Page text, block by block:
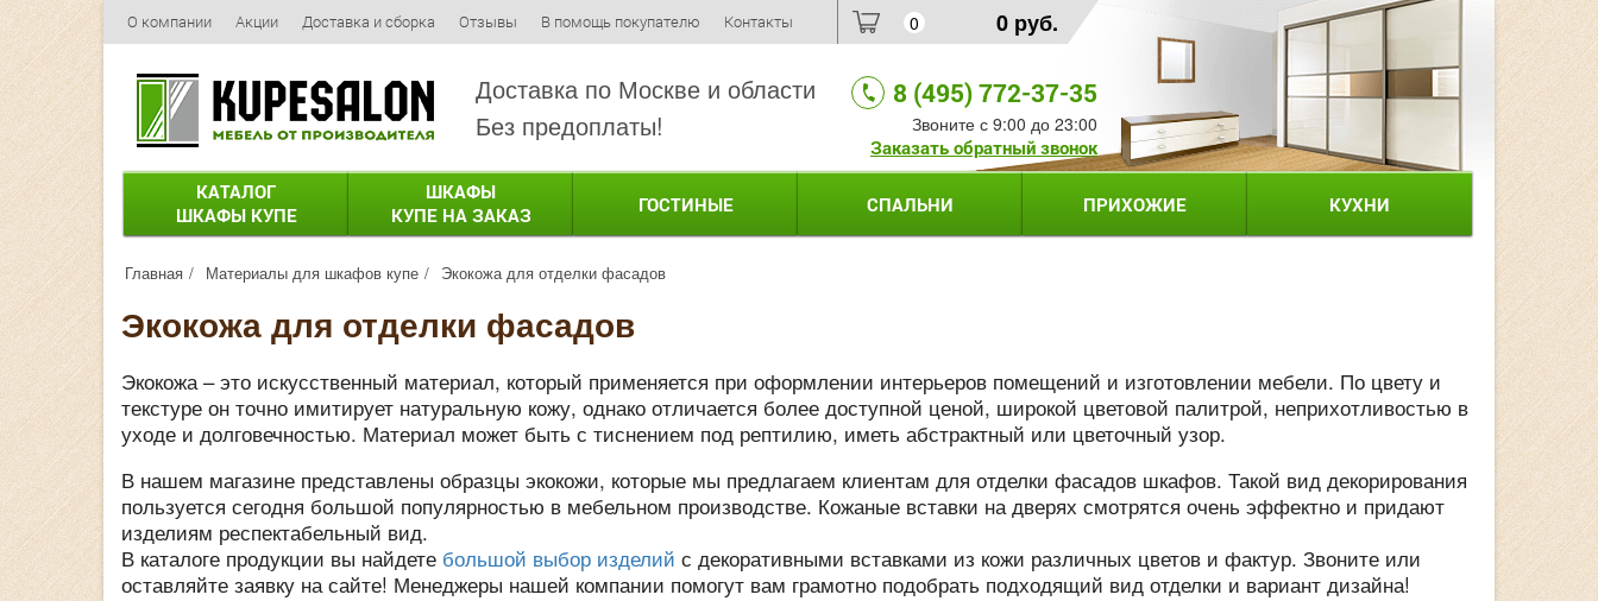
О компании Акции Доставка и сборка Отзывы В помощь покупателю Контакты 0 0 руб.
Доставка по Москве и области
Без предоплаты!
8 (495) 772-37-35
Звоните с 9:00 до 23:00
Заказать обратный звонок
КАТАЛОГ
ШКАФЫ КУПЕ
ШКАФЫ
КУПЕ НА ЗАКАЗ
ГОСТИНЫЕ СПАЛЬНИ ПРИХОЖИЕ КУХНИ
Главная Материалы для шкафов купе Экокожа для отделки фасадов
Экокожа для отделки фасадов
Экокожа – это искусственный материал, который применяется при оформлении интерьеров помещений и изготовлении мебели. По цвету и
текстуре он точно имитирует натуральную кожу, однако отличается более доступной ценой, широкой цветовой палитрой, неприхотливостью в
уходе и долговечностью. Материал может быть с тиснением под рептилию, иметь абстрактный или цветочный узор.
В нашем магазине представлены образцы экокожи, которые мы предлагаем клиентам для отделки фасадов шкафов. Такой вид декорирования
пользуется сегодня большой популярностью в мебельном производстве. Кожаные вставки на дверях смотрятся очень эффектно и придают
изделиям респектабельный вид.
В каталоге продукции вы найдете большой выбор изделий с декоративными вставками из кожи различных цветов и фактур. Звоните или
оставляйте заявку на сайте! Менеджеры нашей компании помогут вам грамотно подобрать подходящий вид отделки и вариант дизайна!